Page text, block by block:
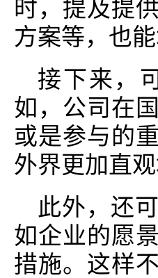
时，提及提
方案等，也
接下来，
如，公司在
或是参与的
外界更加直
此外，还
如企业的愿
措施。这样